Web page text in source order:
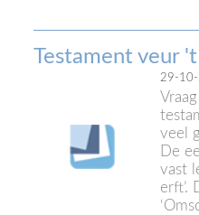
Testament veur
29-
veel
De
vast
erft’.